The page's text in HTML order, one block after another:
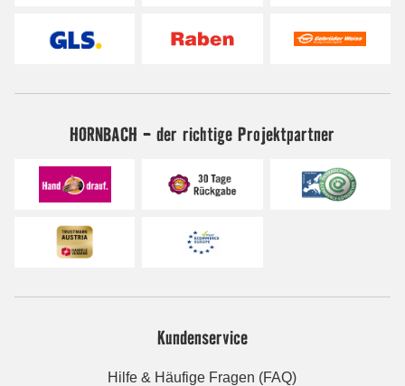
HORNBACH - der richtige Projektpartner
Kundenservice
Hilfe & Häufige Fragen (FAQ)